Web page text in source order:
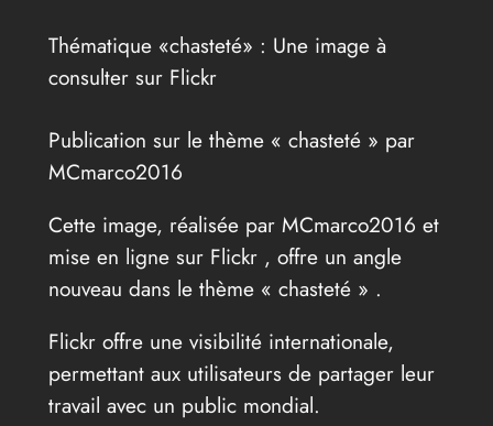
Thématique «chasteté» : Une image à
consulter sur Flickr
Publication sur le thème « chasteté » par
MCmarco2016
Cette image, réalisée par MCmarco2016 et
mise en ligne sur Flickr , offre un angle
nouveau dans le thème « chasteté » .
Flickr offre une visibilité internationale,
permettant aux utilisateurs de partager leur
travail avec un public mondial.